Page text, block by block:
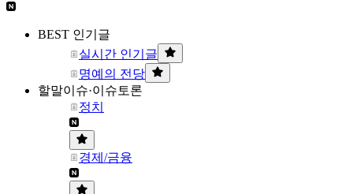
BEST 인기글
실시간 인기글
명예의 전당
할말이슈·이슈토론
정치
경제/금융